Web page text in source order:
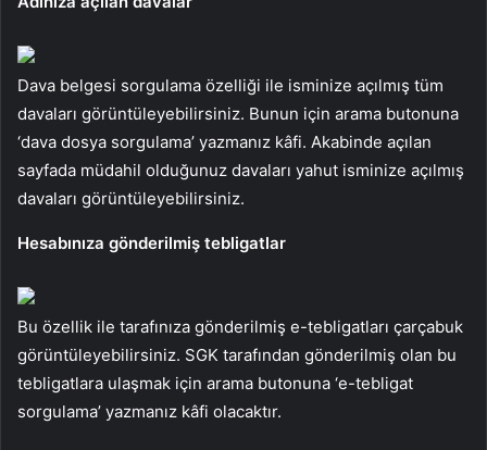
Dava belgesi sorgulama özelliği ile isminize açılmış tüm
davaları görüntüleyebilirsiniz. Bunun için arama butonuna
‘dava dosya sorgulama’ yazmanız kâfi. Akabinde açılan
sayfada müdahil olduğunuz davaları yahut isminize açılmış
davaları görüntüleyebilirsiniz.
Hesabınıza gönderilmiş tebligatlar
Bu özellik ile tarafınıza gönderilmiş e-tebligatları çarçabuk
görüntüleyebilirsiniz. SGK tarafından gönderilmiş olan bu
tebligatlara ulaşmak için arama butonuna ‘e-tebligat
sorgulama’ yazmanız kâfi olacaktır.